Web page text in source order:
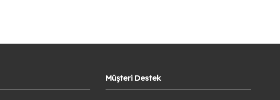
Müşteri Destek